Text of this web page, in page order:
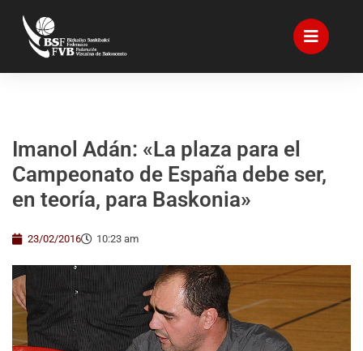
Imanol Adán: «La plaza para el
Campeonato de España debe ser,
en teoría, para Baskonia»
23/02/2016 10:23 am